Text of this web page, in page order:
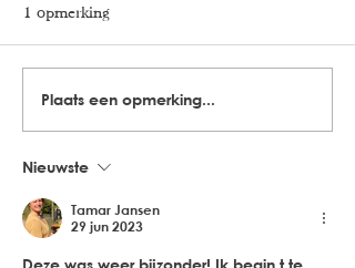
1 opmerking
Plaats een opmerking...
Nieuwste
Tamar Jansen
29 jun 2023
Deze was weer bijzonder! Ik begin t te